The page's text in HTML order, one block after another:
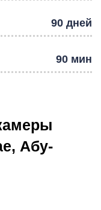
90 дней
90 мин
Абу-